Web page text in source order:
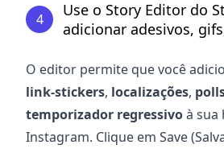
4
Use o Story Editor do
adicionar adesivos,
O editor permite que você
link-stickers, localizações,
temporizador regressivoà sua
Instagram. Clique em Save